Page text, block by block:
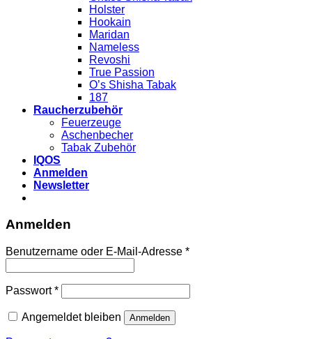
Holster
Hookain
Maridan
Nameless
Revoshi
True Passion
O’s Shisha Tabak
187
Raucherzubehör
Feuerzeuge
Aschenbecher
Tabak Zubehör
IQOS
Anmelden
Newsletter
Anmelden
Benutzername oder E-Mail-Adresse *
Passwort*
Angemeldet bleiben Anmelden